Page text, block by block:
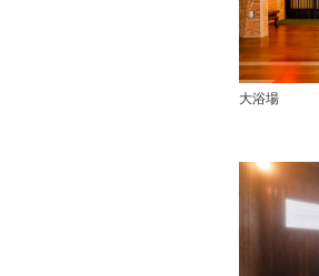
大浴場